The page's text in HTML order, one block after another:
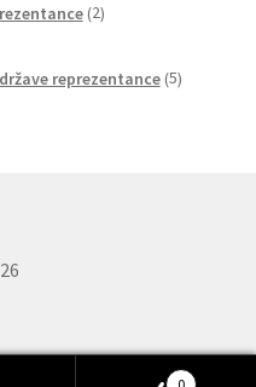
2izdelka
reprezentance 5izdelkov